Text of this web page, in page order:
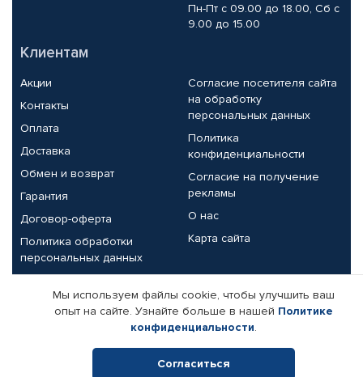
Пн-Пт с 09.00 до 18.00, Сб с
9.00 до 15.00
Клиентам
Акции
Контакты
Оплата
Доставка
Обмен и возврат
Гарантия
Договор-оферта
Политика обработки
персональных данных
Согласие посетителя сайта
на обработку
персональных данных
Политика
конфиденциальности
Согласие на получение
рекламы
О нас
Карта сайта
Партнерам
Корпоративным клиентам
Поставщикам
Реквизиты компании
Мы используем файлы cookie, чтобы улучшить ваш
опыт на сайте. Узнайте больше в нашей Политике
конфиденциальности.
Согласиться